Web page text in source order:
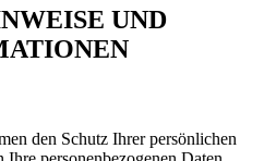
UND
den Schutz Ihrer persönlichen